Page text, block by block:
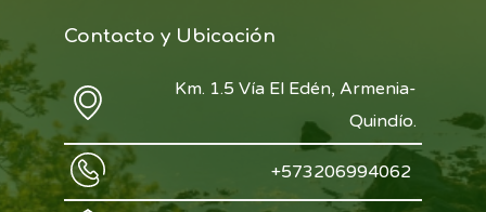
Contacto y Ubicación
Km. 1.5 Vía El Edén, Armenia-
Quindío.
+573206994062